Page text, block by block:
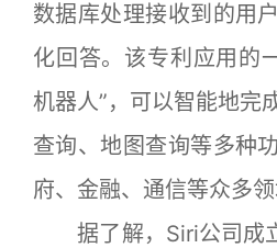
数据库处理接收到的用
化回答。该专利应用的
机器人”，可以智能地完
查询、地图查询等多种
府、金融、通信等众多领
据了解，Siri公司成